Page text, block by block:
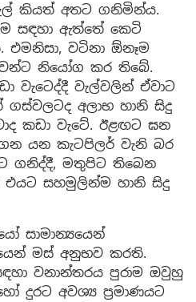
කියත් අතට ගනිමින්ය.
සඳහා ඇත්තේ කෙටි
වටිනා ඕනෑම
නියෝග කර තිබේ.
වැටෙද්දී වැල්වලින් ඒවාට
අලාභ හානි සිදු
කඩා වැටේ. ඊළඟට ඝන
යන කැටපිලර් වැනි බර
ගනිද්දී, මතුපිට තිබෙන
සහමුලින්ම හානි සිදු
සාමාන්‍යයෙන්
මස් අනුභව කරති.
වනාන්තරය පුරාම ඔවුහු
දුරට අවශ්‍ය ප්‍රමාණයට